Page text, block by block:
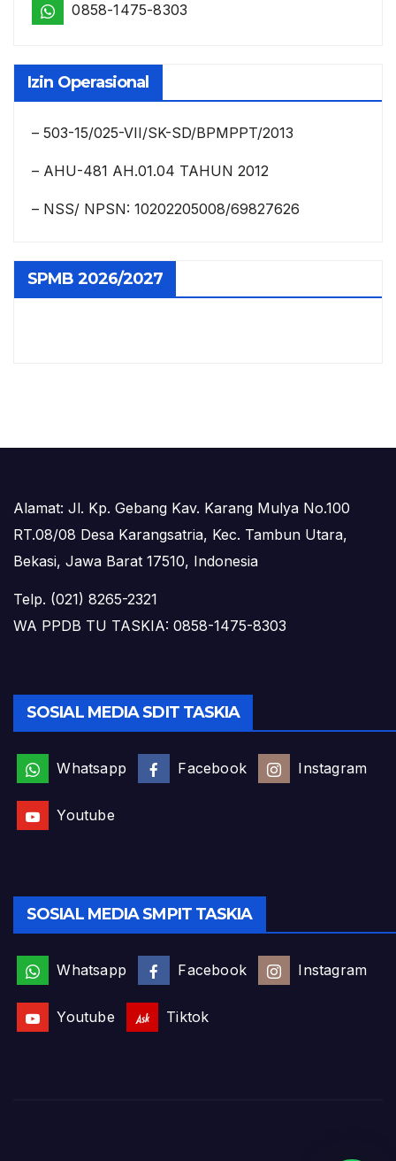
0858-1475-8303
Izin Operasional
– 503-15/025-VII/SK-SD/BPMPPT/2013
– AHU-481 AH.01.04 TAHUN 2012
– NSS/ NPSN: 10202205008/69827626
SPMB 2026/2027
Alamat: Jl. Kp. Gebang Kav. Karang Mulya No.100
RT.08/08 Desa Karangsatria, Kec. Tambun Utara,
Bekasi, Jawa Barat 17510, Indonesia
Telp. (021) 8265-2321
WA PPDB TU TASKIA: 0858-1475-8303
SOSIAL MEDIA SDIT TASKIA
Whatsapp Facebook Instagram
Youtube
SOSIAL MEDIA SMPIT TASKIA
Whatsapp Facebook Instagram
Youtube Tiktok